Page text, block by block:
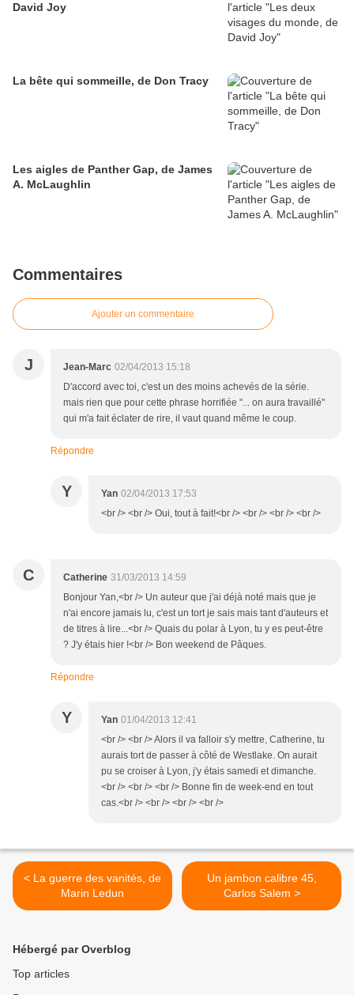
David Joy
La bête qui sommeille, de Don Tracy
Les aigles de Panther Gap, de James
A. McLaughlin
Commentaires
Ajouter un commentaire
J Jean-Marc 02/04/2013 15:18
D'accord avec toi, c'est un des moins achevés de la série.
mais rien que pour cette phrase horrifiée "... on aura travaillé"
qui m'a fait éclater de rire, il vaut quand même le coup.
Répondre
Y Yan 02/04/2013 17:53
<br /> <br /> Oui, tout à fait!<br /> <br /> <br /> <br />
C Catherine 31/03/2013 14:59
Bonjour Yan,<br /> Un auteur que j'ai déjà noté mais que je
n'ai encore jamais lu, c'est un tort je sais mais tant d'auteurs et
de titres à lire...<br /> Quais du polar à Lyon, tu y es peut-être
? J'y étais hier !<br /> Bon weekend de Pâques.
Répondre
Y Yan 01/04/2013 12:41
<br /> <br /> Alors il va falloir s'y mettre, Catherine, tu
aurais tort de passer à côté de Westlake. On aurait
pu se croiser à Lyon, j'y étais samedi et dimanche.
<br /> <br /> <br /> Bonne fin de week-end en tout
cas.<br /> <br /> <br /> <br />
< La guerre des vanités, de
Marin Ledun
Un jambon calibre 45,
Carlos Salem >
Hébergé par Overblog
Top articles